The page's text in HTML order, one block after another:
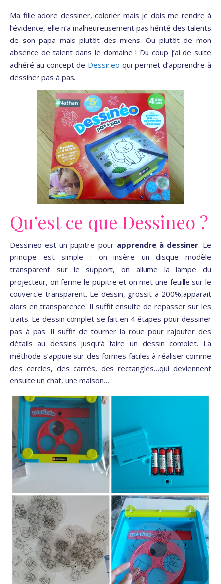
Ma fille adore dessiner, colorier mais je dois me rendre à
l’évidence, elle n’a malheureusement pas hérité des talents
de son papa mais plutôt des miens. Ou plutôt de mon
absence de talent dans le domaine ! Du coup j’ai de suite
adhéré au concept de Dessineo qui permet d’apprendre à
dessiner pas à pas.
Qu’est ce que Dessineo ?
Dessineo est un pupitre pour apprendre à dessiner. Le
principe est simple : on insère un disque modèle
transparent sur le support, on allume la lampe du
projecteur, on ferme le pupitre et on met une feuille sur le
couvercle transparent. Le dessin, grossit à 200%,apparait
alors en transparence. Il suffit ensuite de repasser sur les
traits. Le dessin complet se fait en 4 étapes pour dessiner
pas à pas. Il suffit de tourner la roue pour rajouter des
détails au dessins jusqu’à faire un dessin complet. La
méthode s’appuie sur des formes faciles à réaliser comme
des cercles, des carrés, des rectangles…qui deviennent
ensuite un chat, une maison…